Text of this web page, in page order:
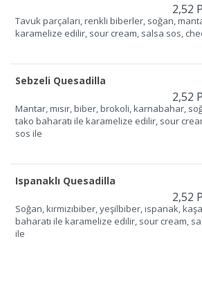
2,52
Tavuk parçaları, renkli biberler, soğan,
karamelize edilir, sour cream, salsa sos,
Sebzeli Quesadilla
2,52
Mantar, mısır, biber, brokoli, karnabahar,
tako baharatı ile karamelize edilir, sour
sos ile
Ispanaklı Quesadilla
2,52
Soğan, kırmızıbiber, yeşilbiber, ıspanak,
baharatı ile karamelize edilir, sour cream,
ile